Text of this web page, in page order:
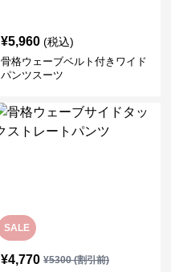
¥5,960 (税込)
骨格ウェーブベルト付きワイド
パンツスーツ
SALE
¥4,770 ¥5300(割引前)